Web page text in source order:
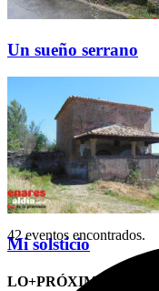
Un sueño serrano
Mi solsticio
LO+PRÓXIMO (CITAS)
42 eventos encontrados.